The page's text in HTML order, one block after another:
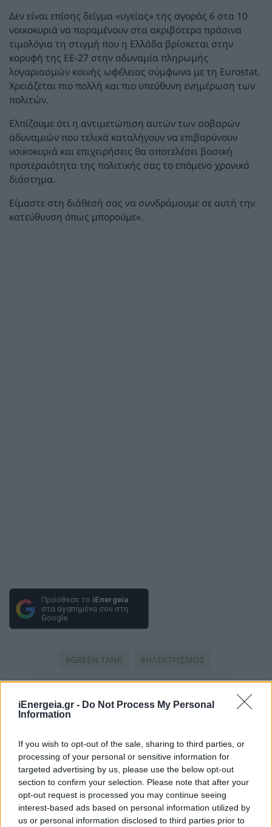
iEnergeia.gr - Do Not Process My Personal
Information
If you wish to opt-out of the sale, sharing to third parties, or
processing of your personal or sensitive information for
targeted advertising by us, please use the below opt-out
section to confirm your selection. Please note that after your
opt-out request is processed you may continue seeing
interest-based ads based on personal information utilized by
us or personal information disclosed to third parties prior to
Δεν είναι επίσης δείγμα «υγείας» της αγοράς 6 στα 10
νοικοκυριά να παραμένουν στα ακριβότερα πράσινα
τιμολόγια τη στιγμή που η Ελλάδα βρίσκεται στην
κορυφή της ΕΕ-27 στην αδυναμία πληρωμής
λογαριασμών κοινής ωφέλειας σύμφωνα με τη Eurostat.
Χρειάζεται πιο πολλή και πιο υπεύθυνη ενημέρωση των
πολιτών.
Ελπίζουμε ότι η αντιμετώπιση αυτών των σοβαρών
αδυναμιών που τελικά καταλήγουν να επιβαρύνουν
νοικοκυριά και επιχειρήσεις θα αποτελέσει βασική
προτεραιότητα της πολιτικής σας το επόμενο χρονικό
διάστημα.
Είμαστε στη διάθεσή σας να συνδράμουμε σε αυτή την
κατεύθυνση όπως μπορούμε».
Πρόσθεσε το iEnergeia
στα αγαπημένα σου στη
Google
GREEN TANK ΗΛΕΚΤΡΙΣΜΟΣ
ΛΙΑΝΙΚΗ ΑΓΟΡΑ ΗΛΕΚΤΡΙΣΜΟΥ